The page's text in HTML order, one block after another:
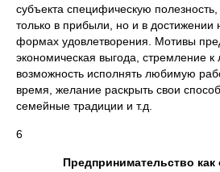
субъекта специфическую
только в прибыли, но и в достижении
формах удовлетворения. Мотивы
экономическая выгода, стремление к
возможность исполнять любимую
время, желание раскрыть свои
семейные традиции и т.д.
6
Предпринимательство